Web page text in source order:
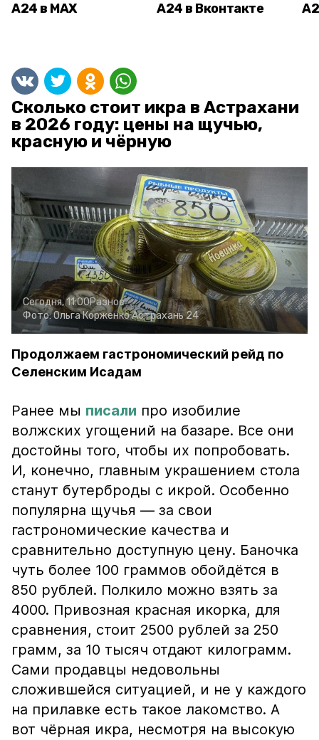
А24 в MAX А24 в Вконтакте
Сколько стоит икра в Астрахани
в 2026 году: цены на щучью,
красную и чёрную
Сегодня, 11:00Разное
Фото:Ольга КорженкоАстрахань 24
Продолжаем гастрономический рейд по
Селенским Исадам
Ранее мы писали про изобилие
волжских угощений на базаре. Все они
достойны того, чтобы их попробовать.
И, конечно, главным украшением стола
станут бутерброды с икрой. Особенно
популярна щучья — за свои
гастрономические качества и
сравнительно доступную цену. Баночка
чуть более 100 граммов обойдётся в
850 рублей. Полкило можно взять за
4000. Привозная красная икорка, для
сравнения, стоит 2500 рублей за 250
грамм, за 10 тысяч отдают килограмм.
Сами продавцы недовольны
сложившейся ситуацией, и не у каждого
на прилавке есть такое лакомство. А
вот чёрная икра, несмотря на высокую